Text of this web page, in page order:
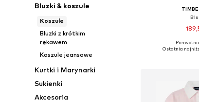
Bluzki & koszule
Koszule
Bluzki z krótkim
rękawem
Koszule jeansowe
Kurtki i Marynarki
Sukienki
Akcesoria
Dostępne
Ostatnia